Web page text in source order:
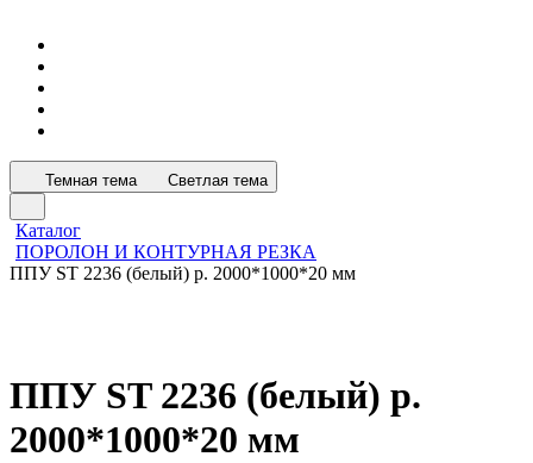
Темная тема Светлая тема
Каталог
ПОРОЛОН И КОНТУРНАЯ РЕЗКА
ППУ ST 2236 (белый) р. 2000*1000*20 мм
ППУ ST 2236 (белый) р.
2000*1000*20 мм